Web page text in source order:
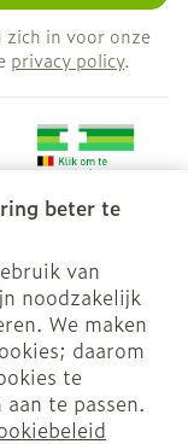
beter te
van
noodzakelijk
We maken
daarom
te
te passen.
in voor onze
privacy policy.